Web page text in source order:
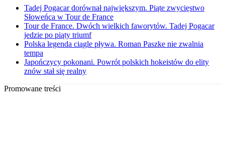
Tadej Pogacar dorównał największym. Piąte zwycięstwo
Słoweńca w Tour de France
Tour de France. Dwóch wielkich faworytów. Tadej Pogacar
jedzie po piąty triumf
Polska legenda ciągle pływa. Roman Paszke nie zwalnia
tempa
Japończycy pokonani. Powrót polskich hokeistów do elity
znów stał się realny
Promowane treści